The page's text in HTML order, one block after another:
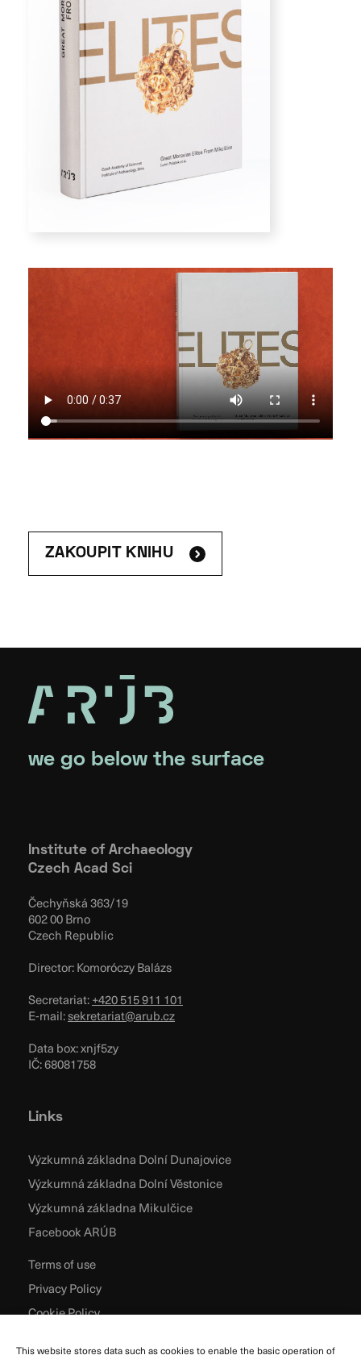
This website stores data such as cookies to enable the basic operation of
ZAKOUPIT KNIHU
we go below the surface
Institute of Archaeology
Czech Acad Sci
Čechyňská 363/19
602 00 Brno
Czech Republic
Director: Komoróczy Balázs
Secretariat:+420 515 911 101
E-mail:sekretariat@arub.cz
Data box: xnjf5zy
IČ: 68081758
Links
Výzkumná základna Dolní Dunajovice
Výzkumná základna Dolní Věstonice
Výzkumná základna Mikulčice
Facebook ARÚB
Terms of use
Privacy Policy
Cookie Policy